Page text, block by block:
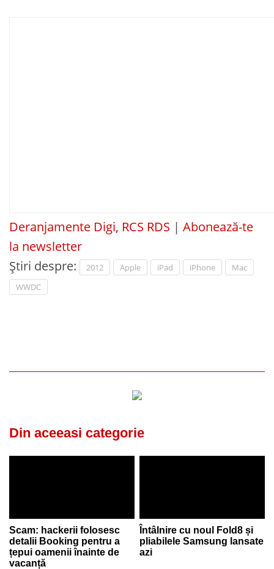
Deranjamente Digi, RCS RDS | Abonează-te
la newsletter
Știri despre:
2012 Apple iPad iPhone
Mac
WWDC
Din aceeasi categorie
Scam: hackerii folosesc
detalii Booking pentru a
țepui oamenii înainte de
vacanță
Întâlnire cu noul Fold8 și
pliabilele Samsung lansate
azi